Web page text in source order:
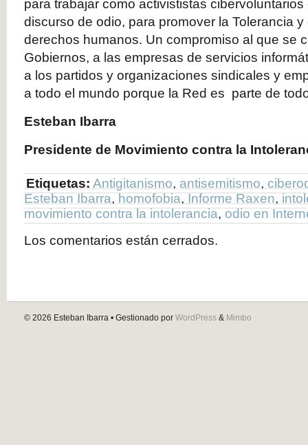
para trabajar como activististas
discurso de odio, para promover la Tolerancia
derechos humanos. Un compromiso al que se
Gobiernos, a las empresas de servicios
a los partidos y organizaciones sindicales y
a todo el mundo porque la Red es parte de
Esteban Ibarra
Presidente de Movimiento contra la
Etiquetas: Antigitanismo, antisemitismo,
Esteban Ibarra, homofobia, Informe Raxen,
movimiento contra la intolerancia, odio en
Los comentarios están cerrados.
© 2026 Esteban Ibarra • Gestionado por WordPress & Mimbo